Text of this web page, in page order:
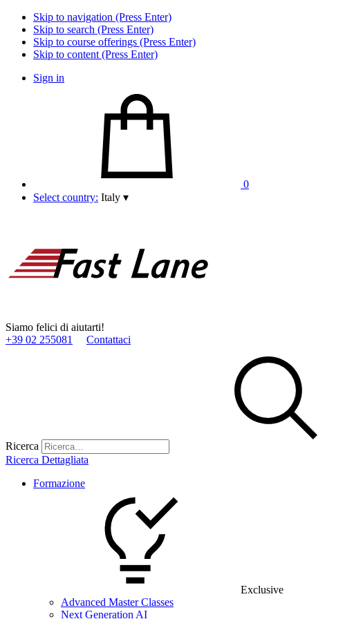
Skip to navigation (Press Enter)
Skip to search (Press Enter)
Skip to course offerings (Press Enter)
Skip to content (Press Enter)
Sign in
0
Select country: Italy ▾
Siamo felici di aiutarti!
+39 02 255081
Contattaci
Ricerca
Ricerca Dettagliata
Formazione
Exclusive
Advanced Master Classes
Next Generation AI